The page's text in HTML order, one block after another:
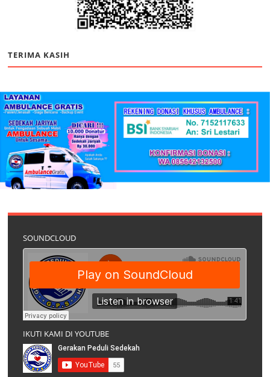
TERIMA KASIH
SOUNDCLOUD
IKUTI KAMI DI YOUTUBE